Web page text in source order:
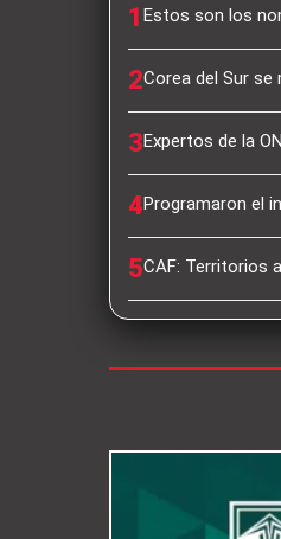
1 Estos son los
2Corea del Sur
3Expertos de la
4Programaron el
5CAF: Territorios